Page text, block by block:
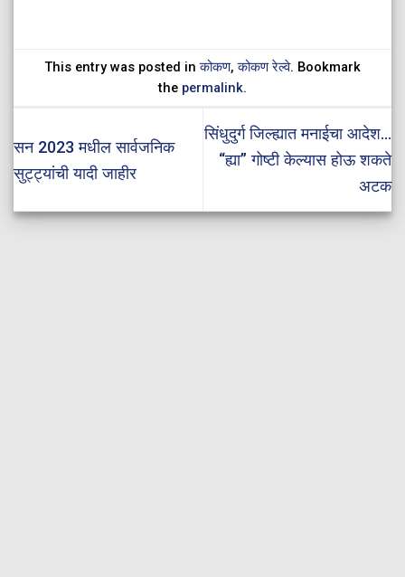
This entry was posted inकोकण,कोकण रेल्वे. Bookmark
the permalink.
सन 2023 मधील सार्वजनिक
सुट्ट्यांची यादी जाहीर
सिंधुदुर्ग जिल्ह्यात मनाईचा आदेश…
“ह्या” गोष्टी केल्यास होऊ शकते
अटक